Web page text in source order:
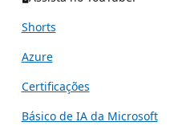
Shorts
Azure
Certificações
Básico de IA da Microsoft